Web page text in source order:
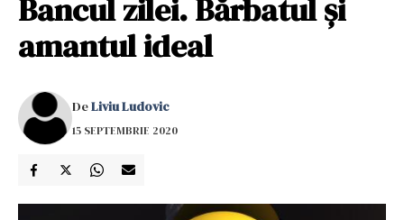
Bancul zilei. Bărbatul și
amantul ideal
DeLiviu Ludovic
15 SEPTEMBRIE 2020